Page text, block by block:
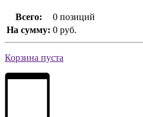
Всего:
0 позиций
На сумму: 0 руб.
Корзина пуста